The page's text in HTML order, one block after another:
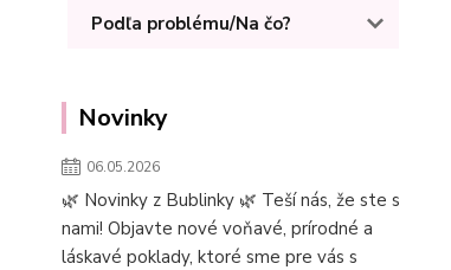
Podľa problému/Na čo?
Novinky
06.05.2026
🌿 Novinky z Bublinky 🌿 Teší nás, že ste s
nami! Objavte nové voňavé, prírodné a
láskavé poklady, ktoré sme pre vás s